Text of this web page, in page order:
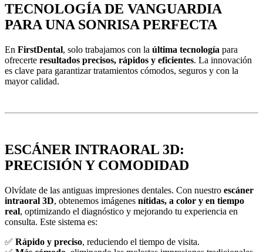
TECNOLOGÍA DE VANGUARDIA
PARA UNA SONRISA PERFECTA
En FirstDental, solo trabajamos con la última tecnología para
ofrecerte resultados precisos, rápidos y eficientes. La innovación
es clave para garantizar tratamientos cómodos, seguros y con la
mayor calidad.
ESCÁNER INTRAORAL 3D:
PRECISIÓN Y COMODIDAD
Olvídate de las antiguas impresiones dentales. Con nuestro escáner
intraoral 3D, obtenemos imágenes nítidas, a color y en tiempo
real, optimizando el diagnóstico y mejorando tu experiencia en
consulta. Este sistema es:
✅ Rápido y preciso, reduciendo el tiempo de visita.